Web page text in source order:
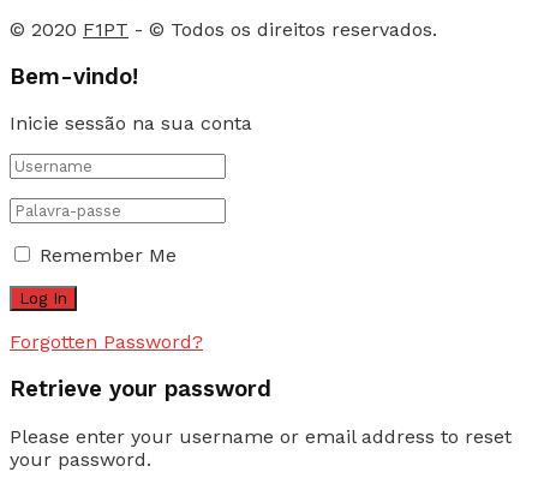
© 2020 F1PT - © Todos os direitos reservados.
Bem-vindo!
Inicie sessão na sua conta
Remember Me
Forgotten Password?
Retrieve your password
Please enter your username or email address to reset
your password.